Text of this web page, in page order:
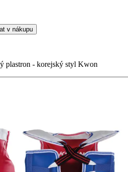
v nákupu
plastron - korejský styl Kwon